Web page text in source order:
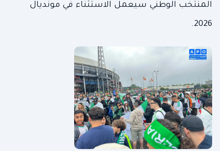
المنتخب الوطني سيعمل الاستثناء في مونديال
2026.